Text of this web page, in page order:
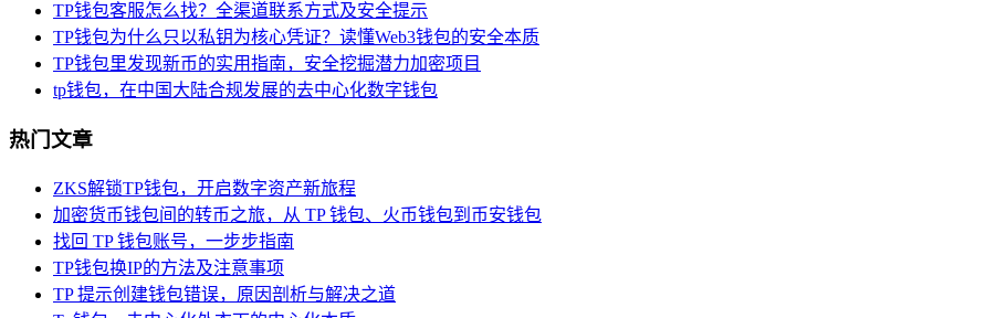
TP钱包客服怎么找？全渠道联系方式及安全提示
TP钱包为什么只以私钥为核心凭证？读懂Web3钱包的安全本质
TP钱包里发现新币的实用指南，安全挖掘潜力加密项目
tp钱包，在中国大陆合规发展的去中心化数字钱包
热门文章
ZKS解锁TP钱包，开启数字资产新旅程
加密货币钱包间的转币之旅，从 TP 钱包、火币钱包到币安钱包
找回 TP 钱包账号，一步步指南
TP钱包换IP的方法及注意事项
TP 提示创建钱包错误，原因剖析与解决之道